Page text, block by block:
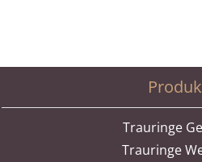
Trauringe
Trauringe